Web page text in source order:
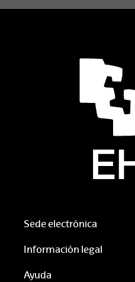
Sede electrónica
Información legal
Ayuda